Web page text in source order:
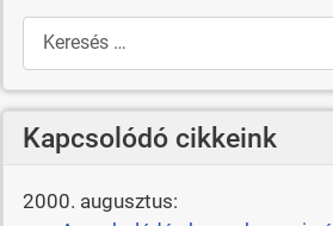
Keresés
Kapcsolódó cikkeink
2000. augusztus: